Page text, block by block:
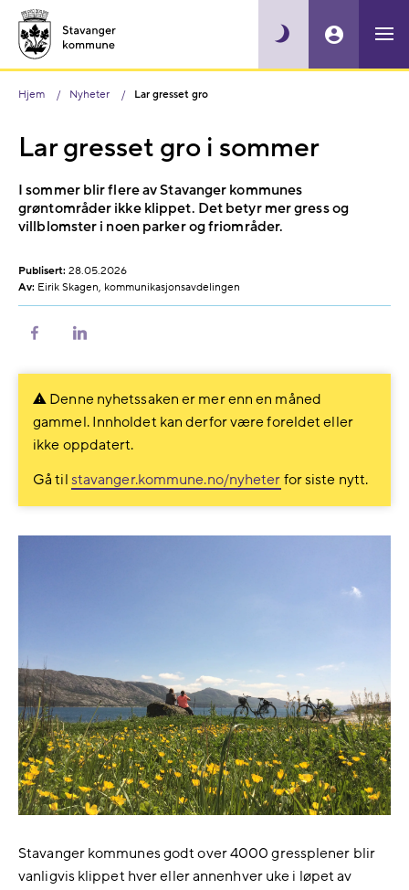
Hjem Nyheter Lar gresset gro
Lar gresset gro i sommer
I sommer blir flere av Stavanger kommunes
grøntområder ikke klippet. Det betyr mer gress og
villblomster i noen parker og friområder.
Publisert: 28.05.2026
Av: Eirik Skagen, kommunikasjonsavdelingen
Del
Del
Denne nyhetssaken er mer enn en måned
gammel. Innholdet kan derfor være foreldet eller
ikke oppdatert.
Gå til stavanger.kommune.no/nyheter for siste nytt.
Stavanger kommunes godt over 4000 gressplener blir
vanligvis klippet hver eller annenhver uke i løpet av